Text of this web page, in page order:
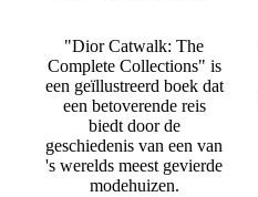
"Dior Catwalk: The
Complete Collections" is
een geïllustreerd boek dat
een betoverende reis
biedt door de
geschiedenis van een van
's werelds meest gevierde
modehuizen.